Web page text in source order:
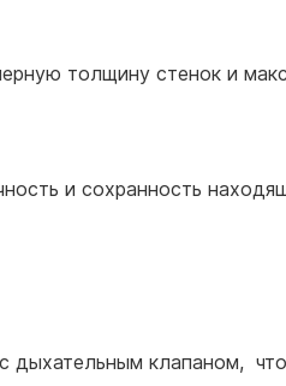
толщину стенок и
и сохранность
клапаном,